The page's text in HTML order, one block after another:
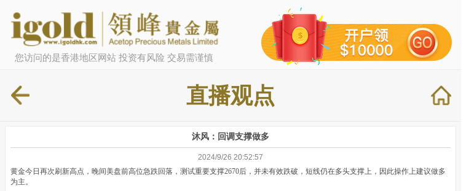
您访问的是香港地区网站 投资有风险 交易需谨慎
直播观点
沐风：回调支撑做多
2024/9/26 20:52:57
黄金今日再次刷新高点，晚间美盘前高位急跌回落，测试重要支撑2670后，并未有效跌破，短线仍在多头支撑上，因此操作上建议做多
为主。